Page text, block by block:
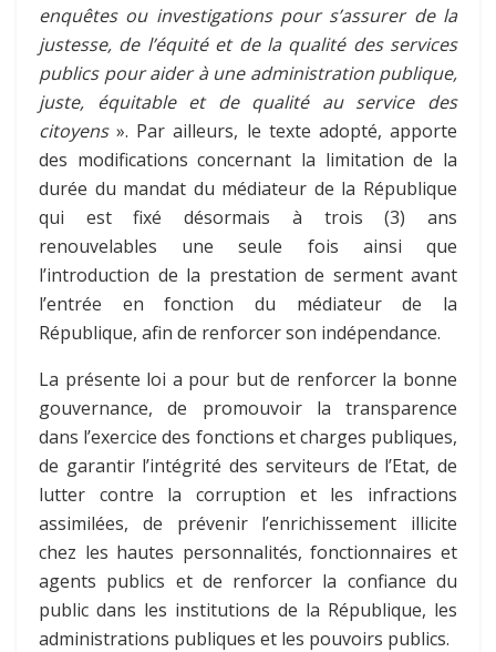
enquêtes ou investigations pour s’assurer de la
justesse, de l’équité et de la qualité des services
publics pour aider à une administration publique,
juste, équitable et de qualité au service des
citoyens». Par ailleurs, le texte adopté, apporte
des modifications concernant la limitation de la
durée du mandat du médiateur de la République
qui est fixé désormais à trois (3) ans
renouvelables une seule fois ainsi que
l’introduction de la prestation de serment avant
l’entrée en fonction du médiateur de la
République, afin de renforcer son indépendance.
La présente loi a pour but de renforcer la bonne
gouvernance, de promouvoir la transparence
dans l’exercice des fonctions et charges publiques,
de garantir l’intégrité des serviteurs de l’Etat, de
lutter contre la corruption et les infractions
assimilées, de prévenir l’enrichissement illicite
chez les hautes personnalités, fonctionnaires et
agents publics et de renforcer la confiance du
public dans les institutions de la République, les
administrations publiques et les pouvoirs publics.